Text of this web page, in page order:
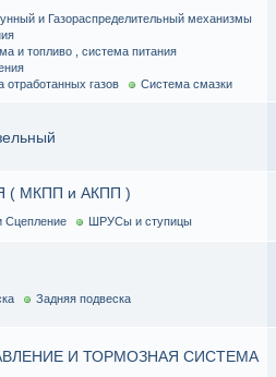
и Газораспределительный механизмы
и топливо , система питания
газов
Система смазки
МКПП и АКПП )
ШРУСы и ступицы
Задняя подвеска
И ТОРМОЗНАЯ СИСТЕМА